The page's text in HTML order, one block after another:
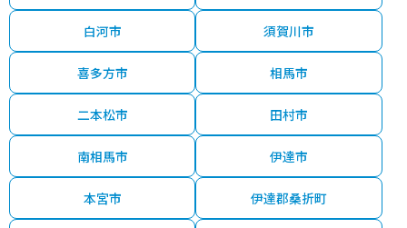
白河市 須賀川市
喜多方市 相馬市
二本松市 田村市
南相馬市 伊達市
本宮市 伊達郡桑折町